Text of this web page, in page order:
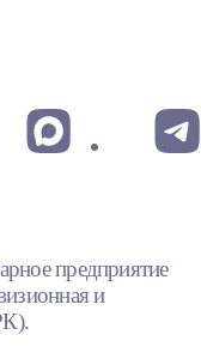
предприятие
и